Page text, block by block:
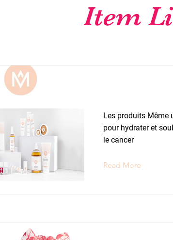
Item
Les produits Même
pour hydrater et
le cancer
Read More